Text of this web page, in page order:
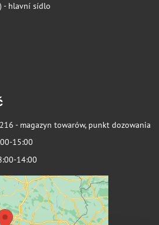
- hlavní sídlo
- magazyn towarów, punkt dozowania
15:00